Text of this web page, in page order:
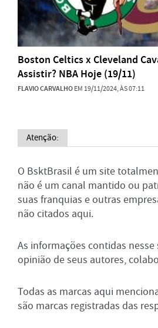
Boston Celtics x Cleveland
Assistir? NBA Hoje (19/11)
FLAVIO CARVALHOEM 19/11/2024, ÀS 07:11
Atenção:
O BsktBrasil é um site
não é um canal mantido ou
suas franquias e outras
não citados aqui.
As informações contidas
opinião de seus autores,
Todas as marcas aqui
são marcas registradas das